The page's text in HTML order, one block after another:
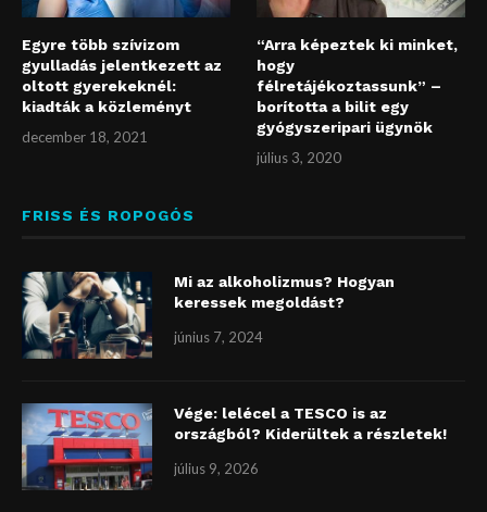
Egyre több szívizom
gyulladás jelentkezett az
oltott gyerekeknél:
kiadták a közleményt
december 18, 2021
“Arra képeztek ki minket,
hogy
félretájékoztassunk” –
borította a bilit egy
gyógyszeripari ügynök
július 3, 2020
FRISS ÉS ROPOGÓS
Mi az alkoholizmus? Hogyan
keressek megoldást?
június 7, 2024
Vége: lelécel a TESCO is az
országból? Kiderültek a részletek!
július 9, 2026